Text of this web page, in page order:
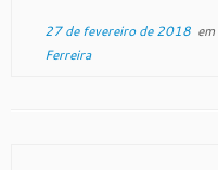
27 de fevereiro de 2018em
Ferreira